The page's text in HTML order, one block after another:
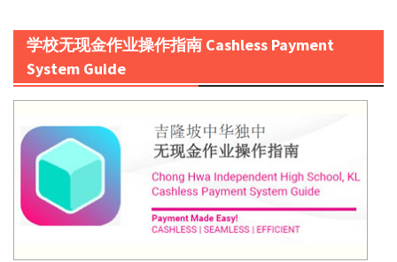
学校无现金作业操作指南 Cashless Payment
System Guide